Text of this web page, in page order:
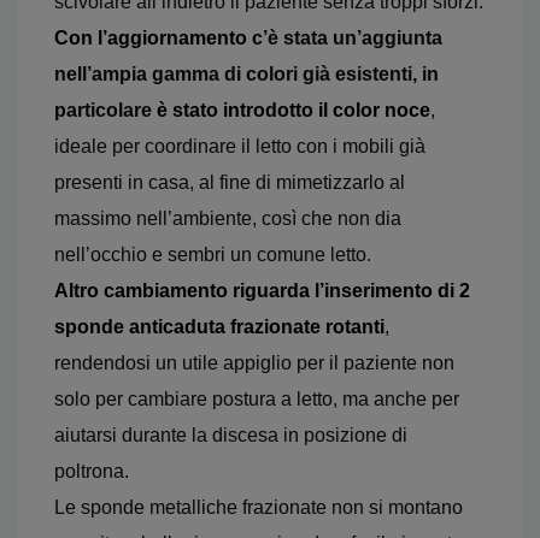
Con l’aggiornamento c’è stata un’aggiunta
nell’ampia gamma di colori già esistenti, in
particolare è stato introdotto il color noce,
ideale per coordinare il letto con i mobili già
presenti in casa, al fine di mimetizzarlo al
massimo nell’ambiente, così che non dia
nell’occhio e sembri un comune letto.
Altro cambiamento riguarda l’inserimento di 2
sponde anticaduta frazionate rotanti,
rendendosi un utile appiglio per il paziente non
solo per cambiare postura a letto, ma anche per
aiutarsi durante la discesa in posizione di
poltrona.
Le sponde metalliche frazionate non si montano